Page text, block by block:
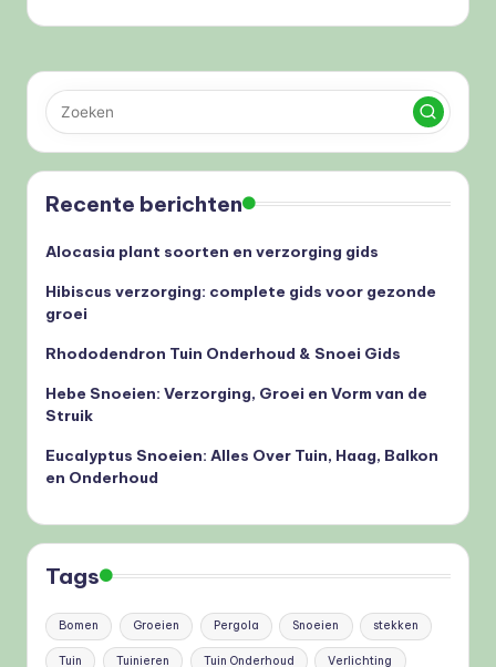
Recente berichten
Alocasia plant soorten en verzorging gids
Hibiscus verzorging: complete gids voor gezonde
groei
Rhododendron Tuin Onderhoud & Snoei Gids
Hebe Snoeien: Verzorging, Groei en Vorm van de
Struik
Eucalyptus Snoeien: Alles Over Tuin, Haag, Balkon
en Onderhoud
Tags
Bomen Groeien Pergola Snoeien stekken
Tuin Tuinieren Tuin Onderhoud Verlichting